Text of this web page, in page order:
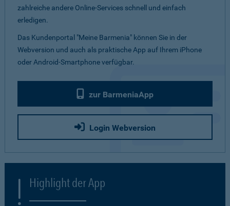
zahlreiche andere Online-Services schnell und einfach
erledigen.
Das Kundenportal "Meine Barmenia" können Sie in der
Webversion und auch als praktische App auf Ihrem iPhone
oder Android-Smartphone verfügbar.
zur BarmeniaApp
Login Webversion
Highlight der App